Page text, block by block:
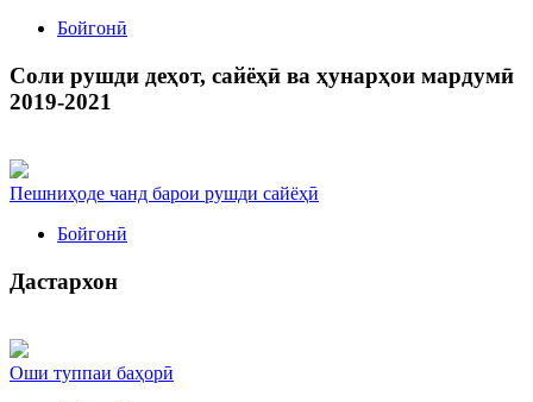
Бойгонӣ
Соли рушди деҳот, сайёҳӣ ва ҳунарҳои мардумӣ
2019-2021
Пешниҳоде чанд барои рушди сайёҳӣ
Бойгонӣ
Дастархон
Оши туппаи баҳорӣ